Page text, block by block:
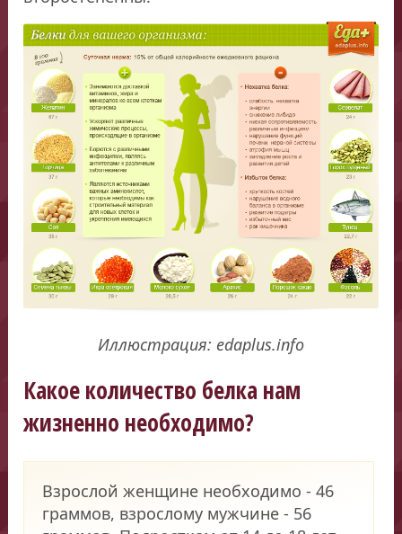
Иллюстрация: edaplus.info
Какое количество белка нам
жизненно необходимо?
Взрослой женщине необходимо - 46
граммов, взрослому мужчине - 56